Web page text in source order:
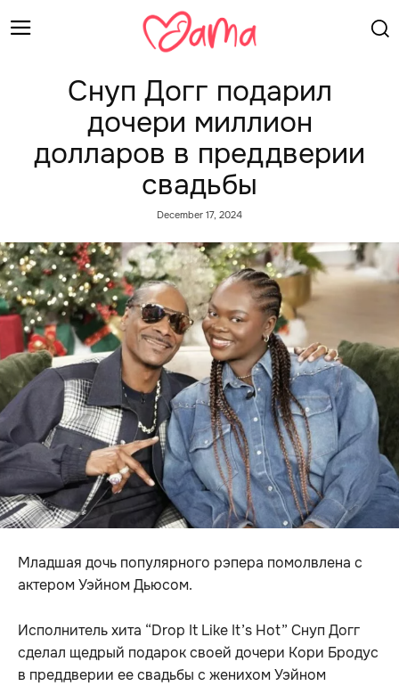
Снуп Догг подарил
дочери миллион
долларов в преддверии
свадьбы
December 17, 2024
Младшая дочь популярного рэпера помолвлена ​​с
актером Уэйном Дьюсом.
Исполнитель хита “Drop It Like It’s Hot” Снуп Догг
сделал щедрый подарок своей дочери Кори Бродус
в преддверии ее свадьбы с женихом Уэйном